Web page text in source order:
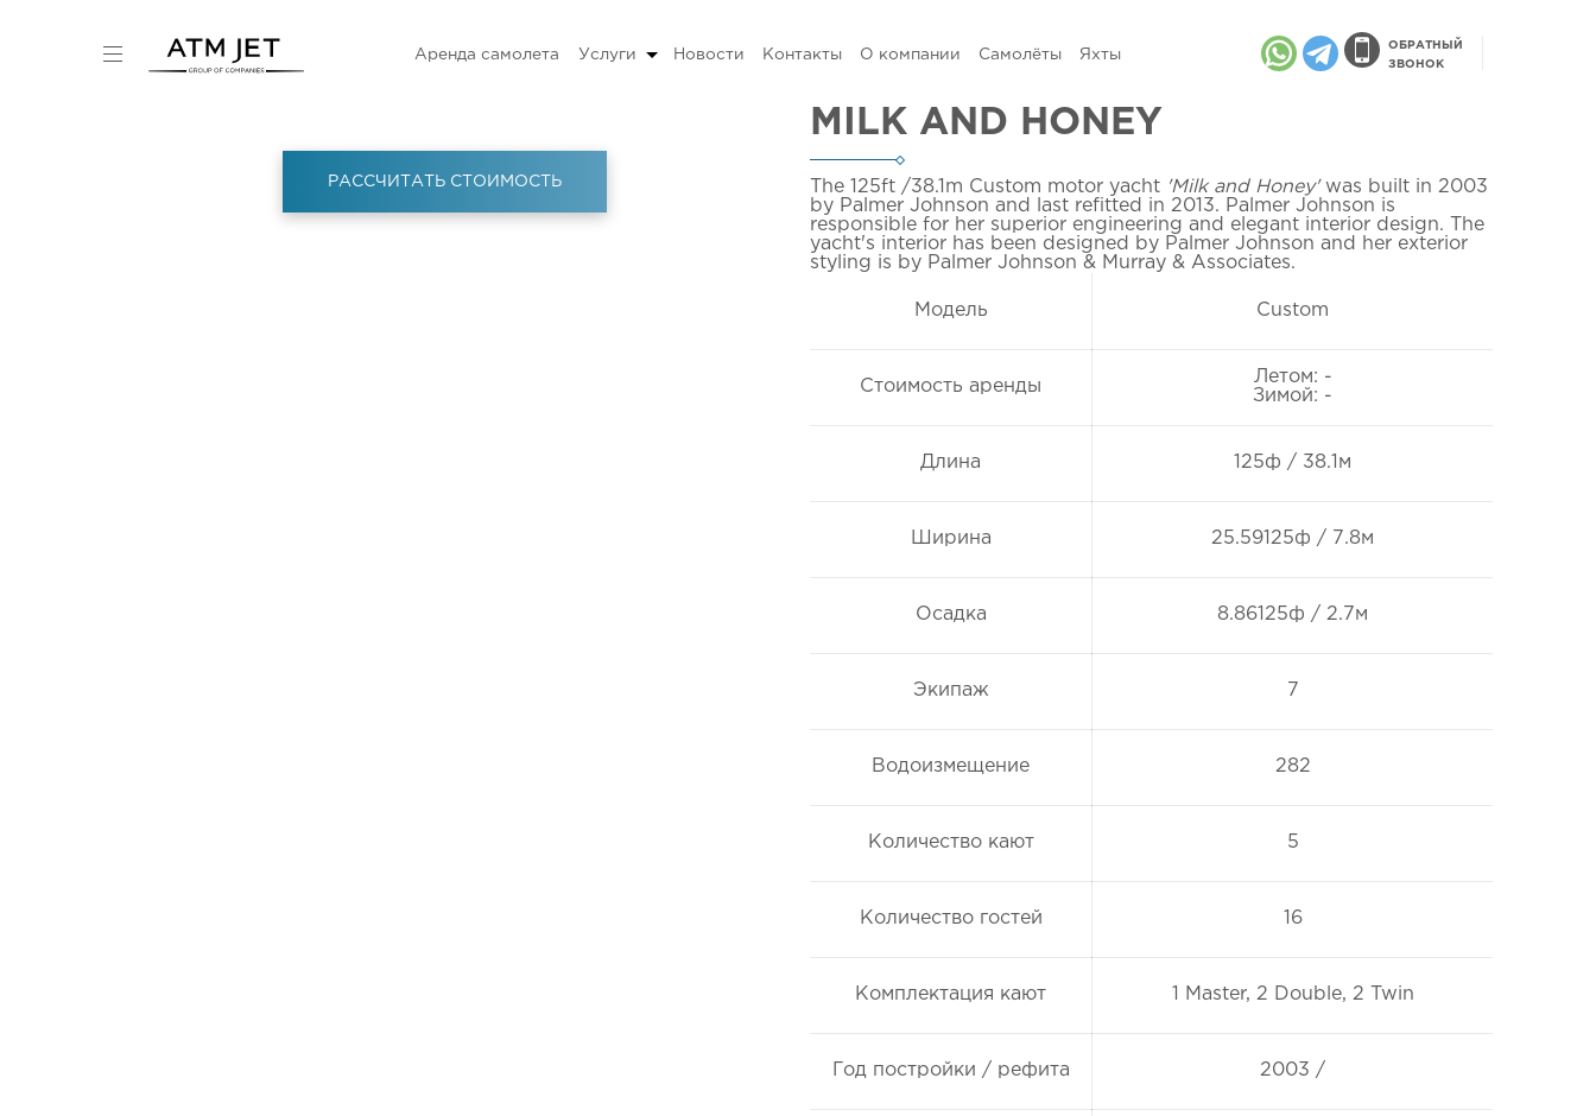
Аренда самолета Услуги Новости Контакты О компании Самолёты Яхты
ОБРАТНЫЙ
ЗВОНОК
РАССЧИТАТЬ СТОИМОСТЬ
MILK AND HONEY
The 125ft /38.1m Custom motor yacht 'Milk and Honey'was built in 2003
by Palmer Johnson and last refitted in 2013. Palmer Johnson is
responsible for her superior engineering and elegant interior design. The
yacht's interior has been designed by Palmer Johnson and her exterior
styling is by Palmer Johnson & Murray & Associates.
Модель Custom
Стоимость аренды
Летом: -
Зимой: -
Длина 125ф / 38.1м
Ширина 25.59125ф / 7.8м
Осадка 8.86125ф / 2.7м
Экипаж 7
Водоизмещение 282
Количество кают 5
Количество гостей 16
Комплектация кают 1 Master, 2 Double, 2 Twin
Год постройки / рефита 2003 /